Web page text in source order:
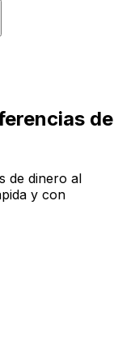
de
de dinero al
y con